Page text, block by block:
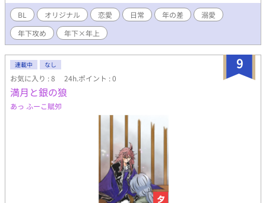
BL オリジナル 恋愛 日常 年の差
溺愛
年下攻め
年下×年上
9
連載中 なし
お気に入り : 8 24h.ポイント : 0
満月と銀の狼
あっ ふーこ賦夘